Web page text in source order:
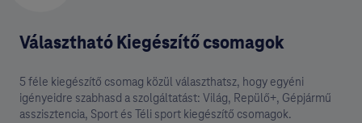
Választható Kiegészítő csomagok
5 féle kiegészítő csomag közül választhatsz, hogy egyéni
igényeidre szabhasd a szolgáltatást: Világ, Repülő+, Gépjármű
asszisztencia, Sport és Téli sport kiegészítő csomagok.